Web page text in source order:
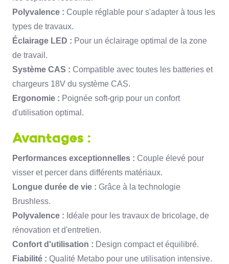
Polyvalence : Couple réglable pour s'adapter à tous les
types de travaux.
Éclairage LED : Pour un éclairage optimal de la zone
de travail.
Système CAS : Compatible avec toutes les batteries et
chargeurs 18V du système CAS.
Ergonomie : Poignée soft-grip pour un confort
d'utilisation optimal.
Avantages :
Performances exceptionnelles : Couple élevé pour
visser et percer dans différents matériaux.
Longue durée de vie : Grâce à la technologie
Brushless.
Polyvalence : Idéale pour les travaux de bricolage, de
rénovation et d'entretien.
Confort d'utilisation : Design compact et équilibré.
Fiabilité : Qualité Metabo pour une utilisation intensive.